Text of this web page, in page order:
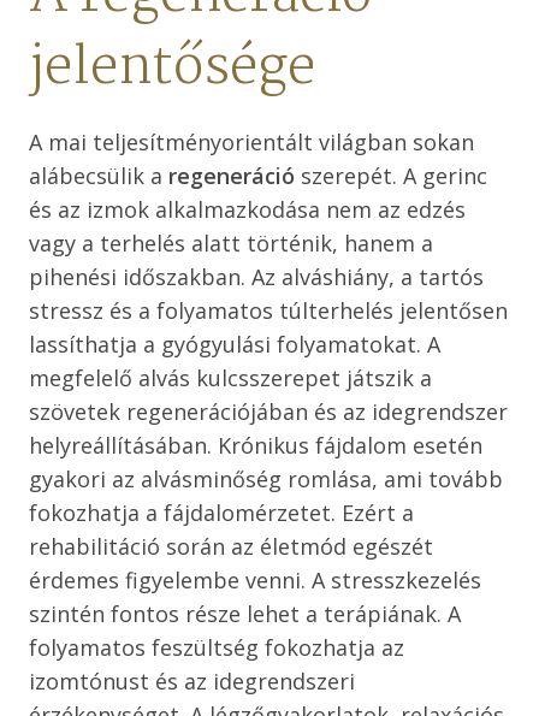
jelentősége
A mai teljesítményorientált világban sokan
alábecsülik a regeneráció szerepét. A gerinc
és az izmok alkalmazkodása nem az edzés
vagy a terhelés alatt történik, hanem a
pihenési időszakban. Az alváshiány, a tartós
stressz és a folyamatos túlterhelés jelentősen
lassíthatja a gyógyulási folyamatokat. A
megfelelő alvás kulcsszerepet játszik a
szövetek regenerációjában és az idegrendszer
helyreállításában. Krónikus fájdalom esetén
gyakori az alvásminőség romlása, ami tovább
fokozhatja a fájdalomérzetet. Ezért a
rehabilitáció során az életmód egészét
érdemes figyelembe venni. A stresszkezelés
szintén fontos része lehet a terápiának. A
folyamatos feszültség fokozhatja az
izomtónust és az idegrendszeri